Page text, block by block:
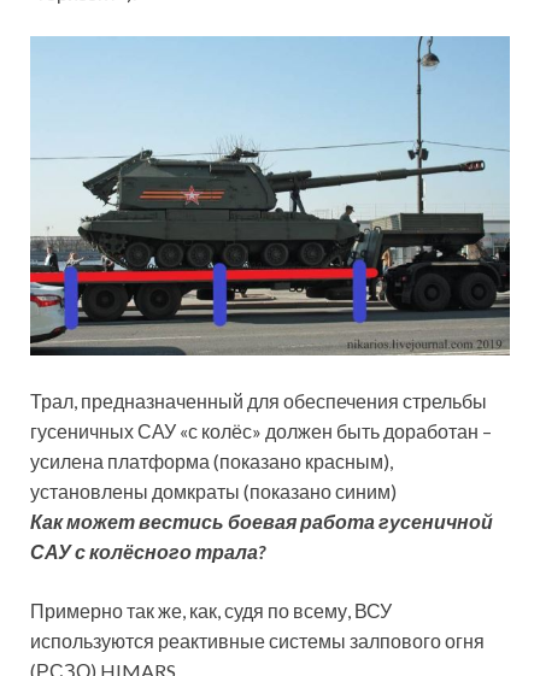
Трал, предназначенный для обеспечения стрельбы
гусеничных САУ «с колёс» должен быть доработан –
усилена платформа (показано красным),
установлены домкраты (показано синим)
Как может вестись боевая работа гусеничной
САУ с колёсного трала?
Примерно так же, как, судя по всему, ВСУ
используются реактивные системы залпового огня
(РСЗО) HIMARS.